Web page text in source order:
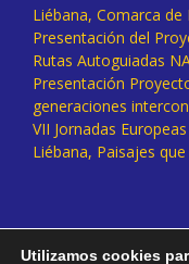
Liébana, Comarca de
Presentación del
Rutas Autoguiadas
Presentación
generaciones
VII Jornadas
Liébana, Paisajes
Utilizamos cookies